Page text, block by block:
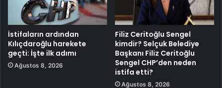
İstifaların ardından
Kılıçdaroğlu harekete
geçti: İşte ilk adımı
Ağustos 8, 2026
Filiz Ceritoğlu Sengel
kimdir? Selçuk Belediye
Başkanı Filiz Ceritoğlu
Sengel CHP’den neden
istifa etti?
Ağustos 8, 2026